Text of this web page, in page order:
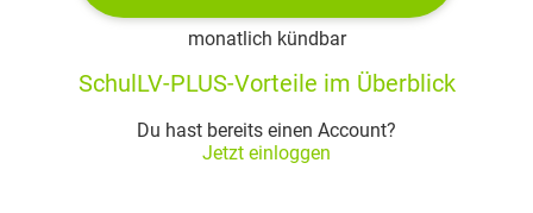
monatlich kündbar
SchulLV-PLUS-Vorteile im Überblick
Du hast bereits einen Account?
Jetzt einloggen